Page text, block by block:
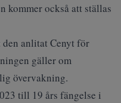
kommer också att ställas
anlitat Cenyt för
gäller om
övervakning.
till 19 års fängelse i